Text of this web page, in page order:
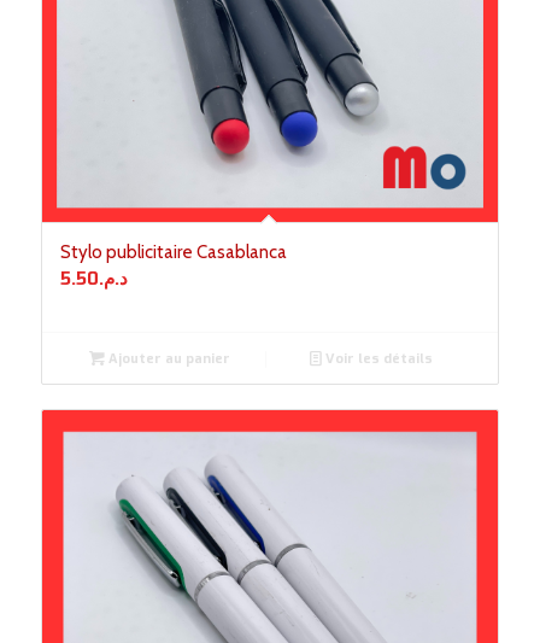
Stylo publicitaire Casablanca
د.م.5.50
Ajouter au panier Voir les détails